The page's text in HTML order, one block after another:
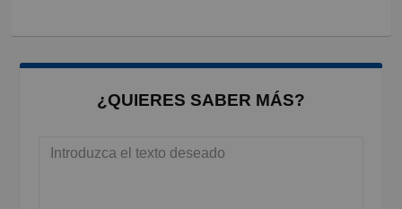
¿QUIERES SABER MÁS?